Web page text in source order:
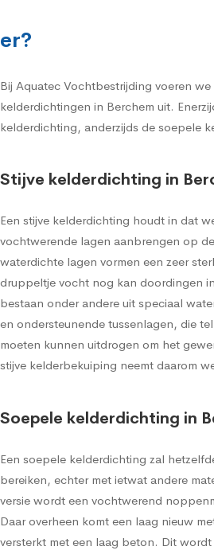
er?
Bij Aquatec Vochtbestrijding voeren
kelderdichtingen in Berchem uit.
kelderdichting, anderzijds de soepele
Stijve kelderdichting in
Een stijve kelderdichting houdt in dat
vochtwerende lagen aanbrengen op
waterdichte lagen vormen een zeer
druppeltje vocht nog kan doordingen
bestaan onder andere uit speciaal
en ondersteunende tussenlagen, die
moeten kunnen uitdrogen om het
stijve kelderbekuiping neemt daarom
Soepele kelderdichting in
Een soepele kelderdichting zal
bereiken, echter met ietwat andere
versie wordt een vochtwerend
Daar overheen komt een laag nieuw
versterkt met een laag beton. Dit